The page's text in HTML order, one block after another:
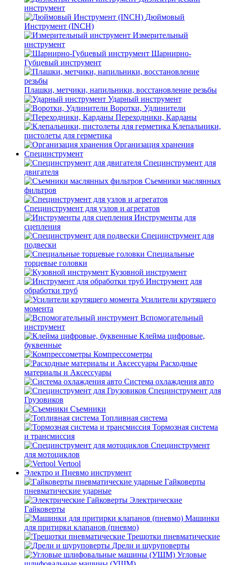
инструмент
Дюймовый
Инструмент (INCH)
Измерительный
инструмент
Шарнирно-
Губцевый инструмент
Плашки, метчики, напильники, восстановление резьбы
Ударный инструмент
Воротки, Удлинители
Переходники, Карданы
Клепальники,
пистолеты для герметика
Организация хранения
Специнструмент
Специнструмент для
двигателя
Съемники маслянных
фильтров
Специнструмент для узлов и агрегатов
Инструменты для
сцепления
Специнструмент для
подвески
Специальные
торцевые головки
Кузовной инструмент
Инструмент для
обработки труб
Усилители крутящего
момента
Вспомогательный
инструмент
Клейма цифровые,
буквенные
Компрессометры
Расходные
материалы и Аксессуары
Система охлаждения авто
Специнструмент для
Грузовиков
Съемники
Топливная система
Тормозная система
и трансмиссия
Специнструмент
для мотоциклов
Vertool
Электро и Пневмо инструмент
Гайковерты
пневматические ударные
Электрические
Гайковерты
Машинки
для притирки клапанов (пневмо)
Трещотки пневматические
Дрели и шуруповерты
Угловые